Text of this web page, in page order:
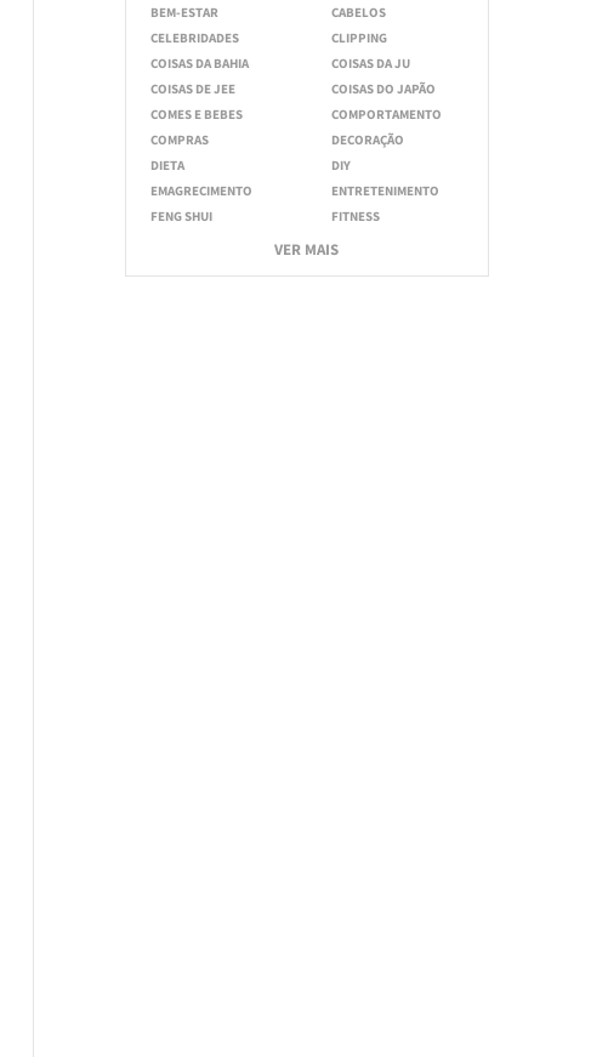
BEM-ESTAR
CABELOS
CELEBRIDADES
CLIPPING
COISAS DA BAHIA
COISAS DA JU
COISAS DE JEE
COISAS DO JAPÃO
COMES E BEBES
COMPORTAMENTO
COMPRAS
DECORAÇÃO
DIETA
DIY
EMAGRECIMENTO
ENTRETENIMENTO
FENG SHUI
FITNESS
VER MAIS